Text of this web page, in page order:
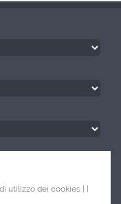
utilizzo dei cookies |